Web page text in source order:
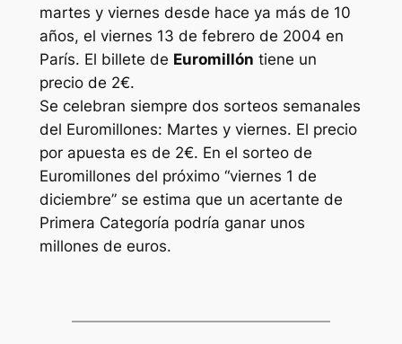
martes y viernes desde hace ya más de 10
años, el viernes 13 de febrero de 2004 en
París. El billete de Euromillón tiene un
precio de 2€.
Se celebran siempre dos sorteos semanales
del Euromillones: Martes y viernes. El precio
por apuesta es de 2€. En el sorteo de
Euromillones del próximo “viernes 1 de
diciembre” se estima que un acertante de
Primera Categoría podría ganar unos
millones de euros.